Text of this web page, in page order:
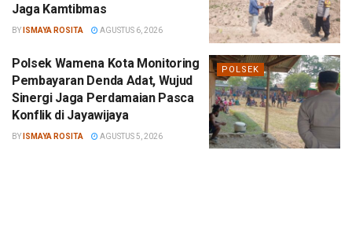
Jaga Kamtibmas
BY ISMAYA ROSITA AGUSTUS 6, 2026
POLSEK
Polsek Wamena Kota Monitoring
Pembayaran Denda Adat, Wujud
Sinergi Jaga Perdamaian Pasca
Konflik di Jayawijaya
BY ISMAYA ROSITA AGUSTUS 5, 2026